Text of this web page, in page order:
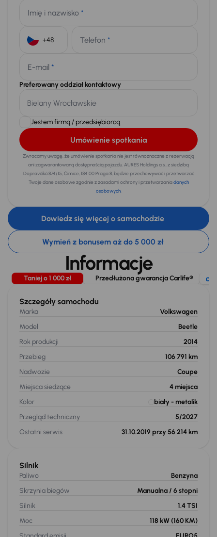
Imię i nazwisko *
Telefon *
E-mail *
Preferowany oddział kontaktowy
Jestem firmą / przedsiębiorcą
Umówienie spotkania
Zwracamy uwagę, że umówienie spotkania nie jest równoznaczne z rezerwacją
ani zagwarantowaną dostępnością pojazdu. AURES Holdings a.s., z siedzibą
Dopraváků 874/15, Čimice, 184 00 Praga 8, będzie przechowywać i przetwarzać
Twoje dane osobowe zgodnie z zasadami ochrony i przetwarzaniadanych
osobowych.
Dowiedz się więcej o samochodzie
Wymień z bonusem aż do 5 000 zł
Informacje
Taniej o 1 000 zł Przedłużona gwarancja Carlife®
Szczegóły samochodu
Marka
Volkswagen
Model
Beetle
Rok produkcji
2014
Przebieg
106 791 km
Nadwozie
Coupe
Miejsca siedzące
4 miejsca
Kolor
biały - metalik
Przegląd techniczny
5/2027
Ostatni serwis
31.10.2019 przy 56 214 km
Silnik
Paliwo
Benzyna
Skrzynia biegów
Manualna / 6 stopni
Silnik
1.4 TSI
Moc
118 kW (160 KM)